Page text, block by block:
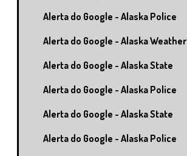
Alerta do Google - Alaska Police
Alerta do Google - Alaska Weather
Alerta do Google - Alaska State
Alerta do Google - Alaska Police
Alerta do Google - Alaska State
Alerta do Google - Alaska Police